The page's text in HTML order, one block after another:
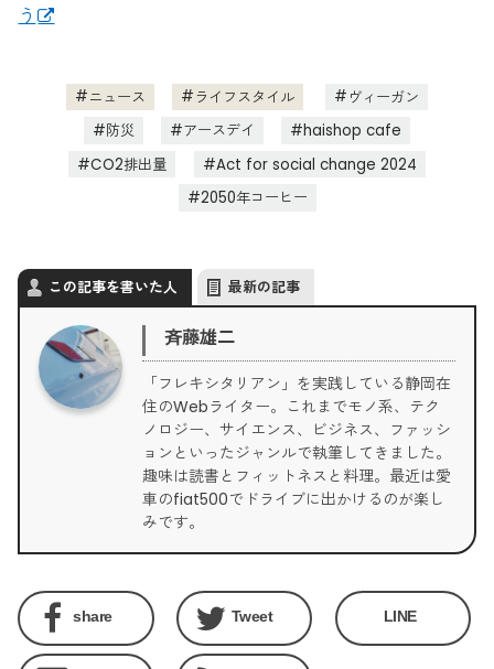
う
ニュース ライフスタイル
ヴィーガン
防災
アースデイ
haishop cafe
CO2排出量
Act for social change 2024
2050年コーヒー
この記事を書いた人 最新の記事
斉藤雄二
「フレキシタリアン」を実践している静岡在
住のWebライター。これまでモノ系、テク
ノロジー、サイエンス、ビジネス、ファッシ
ョンといったジャンルで執筆してきました。
趣味は読書とフィットネスと料理。最近は愛
車のfiat500でドライブに出かけるのが楽し
みです。
share Tweet LINE